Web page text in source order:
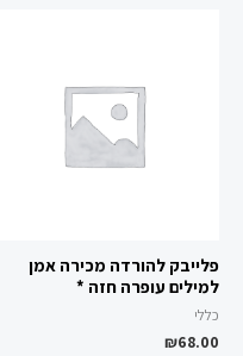
פלייבק להורדה מכירה אמן
למילים עופרה חזה *
כללי
₪68.00